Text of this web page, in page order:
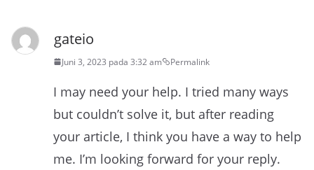
gateio
Juni 3, 2023 pada 3:32 am Permalink
I may need your help. I tried many ways
but couldn’t solve it, but after reading
your article, I think you have a way to help
me. I’m looking forward for your reply.